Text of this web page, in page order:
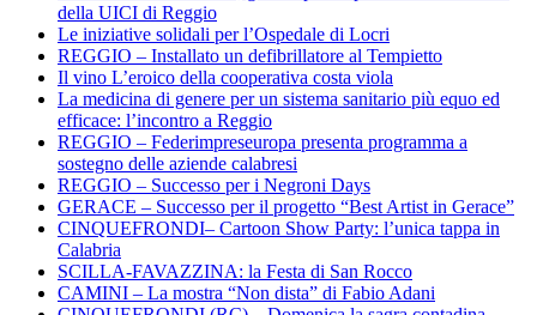
della UICI di Reggio
Le iniziative solidali per l’Ospedale di Locri
REGGIO – Installato un defibrillatore al Tempietto
Il vino L’eroico della cooperativa costa viola
La medicina di genere per un sistema sanitario più equo ed
efficace: l’incontro a Reggio
REGGIO – Federimpreseuropa presenta programma a
sostegno delle aziende calabresi
REGGIO – Successo per i Negroni Days
GERACE – Successo per il progetto “Best Artist in Gerace”
CINQUEFRONDI– Cartoon Show Party: l’unica tappa in
Calabria
SCILLA-FAVAZZINA: la Festa di San Rocco
CAMINI – La mostra “Non dista” di Fabio Adani